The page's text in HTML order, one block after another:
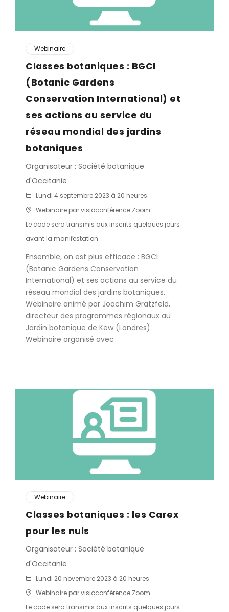
Webinaire
Classes botaniques : BGCI
(Botanic Gardens
Conservation International) et
ses actions au service du
réseau mondial des jardins
botaniques
Organisateur : Société botanique
d'Occitanie
Lundi 4 septembre 2023 à 20 heures
Webinaire par visioconférence Zoom.
Le code sera transmis aux inscrits quelques jours
avant la manifestation.
Ensemble, on est plus efficace : BGCI
(Botanic Gardens Conservation
International) et ses actions au service du
réseau mondial des jardins botaniques.
Webinaire animé par Joachim Gratzfeld,
directeur des programmes régionaux au
Jardin botanique de Kew (Londres).
Webinaire organisé avec
Webinaire
Classes botaniques : les Carex
pour les nuls
Organisateur : Société botanique
d'Occitanie
Lundi 20 novembre 2023 à 20 heures
Webinaire par visioconférence Zoom.
Le code sera transmis aux inscrits quelques jours